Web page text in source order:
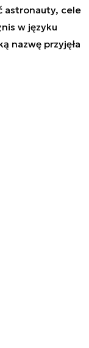
astronauty, cele
w języku
nazwę przyjęła